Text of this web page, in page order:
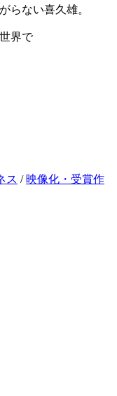
らない喜久雄。
界で
ス / 映像化・受賞作